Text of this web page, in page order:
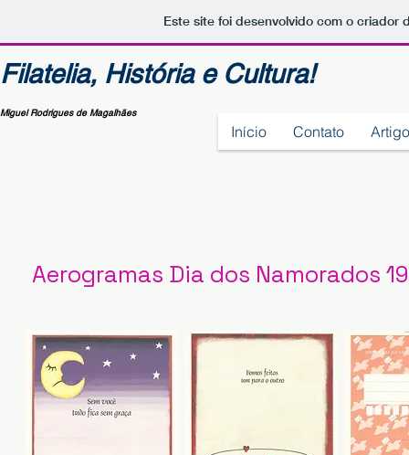
Este site foi desenvolvido com o criador
Filatelia, História e Cultura!
Miguel Rodrigues de Magalhães
Início Contato
Aerogramas Dia dos Namorados